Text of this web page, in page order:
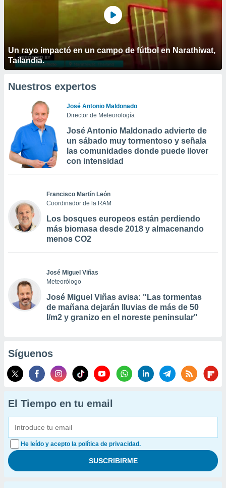
Un rayo impactó en un campo de fútbol en Narathiwat,
Tailandia.
Nuestros expertos
José Antonio Maldonado
Director de Meteorología
José Antonio Maldonado advierte de
un sábado muy tormentoso y señala
las comunidades donde puede llover
con intensidad
Francisco Martín León
Coordinador de la RAM
Los bosques europeos están perdiendo
más biomasa desde 2018 y almacenando
menos CO2
José Miguel Viñas
Meteorólogo
José Miguel Viñas avisa: "Las tormentas
de mañana dejarán lluvias de más de 50
l/m2 y granizo en el noreste peninsular"
Síguenos
El Tiempo en tu email
He leído y acepto la política de privacidad.